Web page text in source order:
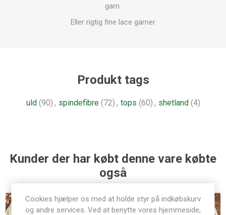
garn.
Eller rigtig fine lace garner
Produkt tags
uld (90) , spindefibre (72) , tops (60) , shetland (4)
Kunder der har købt denne vare købte
også
Cookies hjælper os med at holde styr på indkøbskurv
og andre services. Ved at benytte vores hjemmeside,